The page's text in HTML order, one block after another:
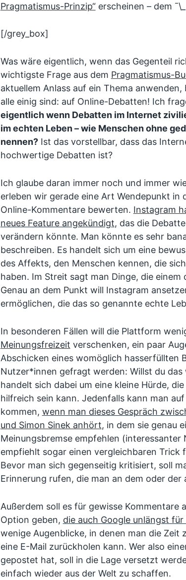
Pragmatismus-Prinzip“erscheinen – dem
[/grey_box]
Was wäre eigentlich, wenn das Gegenteil
wichtigste Frage aus dem Pragmatismus-
aktuellem Anlass auf ein Thema
alle einig sind: auf Online-Debatten! Ich
eigentlich wenn Debatten im Internet
im echten Leben – wie Menschen ohne
nennen?Ist das vorstellbar, dass das
hochwertige Debatten ist?
Ich glaube daran immer noch und immer
erleben wir gerade eine Art Wendepunkt in
Online-Kommentare bewerten. Instagram
neues Feature angekündigt, das die
verändern könnte. Man könnte es sehr
beschreiben. Es handelt sich um eine
des Affekts, den Menschen kennen, die
haben. Im Streit sagt man Dinge, die einem
Genau an dem Punkt will Instagram
ermöglichen, die das so genannte echte
In besonderen Fällen will die Plattform
Meinungsfreizeit verschenken, ein paar
Abschicken eines womöglich hasserfüllten
Nutzer*innen gefragt werden: Willst du das
handelt sich dabei um eine kleine Hürde,
hilfreich sein kann. Jedenfalls kann man
kommen, wenn man dieses Gespräch
und Simon Sinek anhört, in dem sie genau
Meinungsbremse empfehlen (interessanter
empfiehlt sogar einen vergleichbaren Trick
Bevor man sich gegenseitig kritisiert, soll
Erinnerung rufen, die man an dem oder der
Außerdem soll es für gewisse Kommentare
Option geben, die auch Google unlängst
wenige Augenblicke, in denen man die Zeit
eine E-Mail zurückholen kann. Wer also
gepostet hat, soll in die Lage versetzt
einfach wieder aus der Welt zu schaffen.